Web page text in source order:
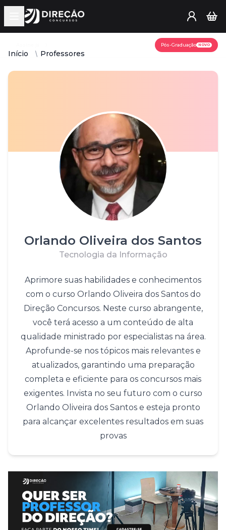
Open main menu
Pós-Graduação NOVO
Início Professores
Orlando Oliveira dos Santos
Tecnologia da Informação
Aprimore suas habilidades e conhecimentos
com o curso Orlando Oliveira dos Santos do
Direção Concursos. Neste curso abrangente,
você terá acesso a um conteúdo de alta
qualidade ministrado por especialistas na área.
Aprofunde-se nos tópicos mais relevantes e
atualizados, garantindo uma preparação
completa e eficiente para os concursos mais
exigentes. Invista no seu futuro com o curso
Orlando Oliveira dos Santos e esteja pronto
para alcançar excelentes resultados em suas
provas